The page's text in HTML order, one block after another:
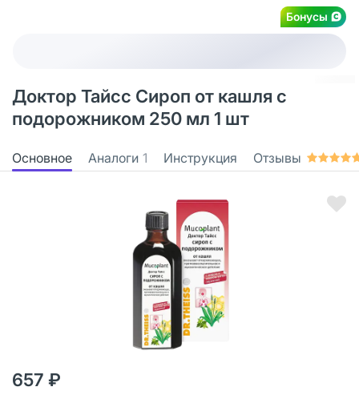
Бонусы
Доктор Тайсс Сироп от кашля с
подорожником 250 мл 1 шт
Основное Аналоги 1 Инструкция Отзывы
657 ₽